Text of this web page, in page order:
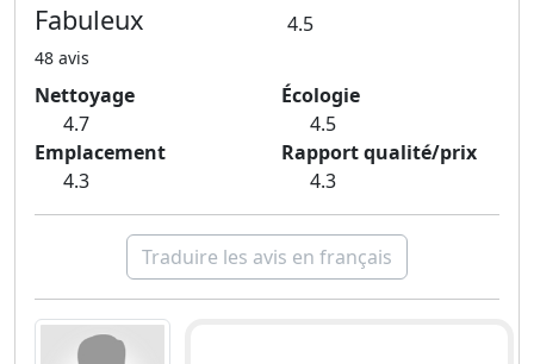
Fabuleux 4.5
48 avis
Nettoyage
4.7
Écologie
4.5
Emplacement
4.3
Rapport qualité/prix
4.3
Traduire les avis en français